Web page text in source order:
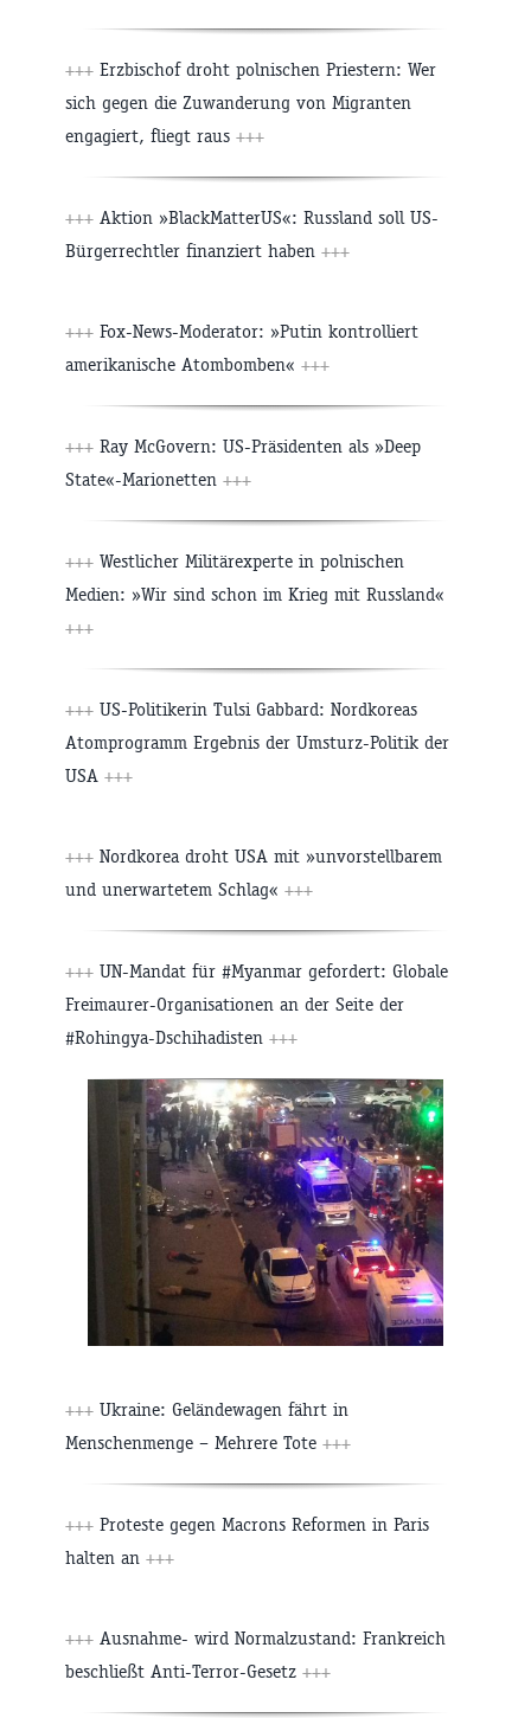
+++ Erzbischof droht polnischen Priestern: Wer
sich gegen die Zuwanderung von Migranten
engagiert, fliegt raus +++
+++ Aktion »BlackMatterUS«: Russland soll US-
Bürgerrechtler finanziert haben +++
+++ Fox-News-Moderator: »Putin kontrolliert
amerikanische Atombomben« +++
+++ Ray McGovern: US-Präsidenten als »Deep
State«-Marionetten +++
+++ Westlicher Militärexperte in polnischen
Medien: »Wir sind schon im Krieg mit Russland«
+++
+++ US-Politikerin Tulsi Gabbard: Nordkoreas
Atomprogramm Ergebnis der Umsturz-Politik der
USA +++
+++ Nordkorea droht USA mit »unvorstellbarem
und unerwartetem Schlag« +++
+++ UN-Mandat für #Myanmar gefordert: Globale
Freimaurer-Organisationen an der Seite der
#Rohingya-Dschihadisten +++
+++ Ukraine: Geländewagen fährt in
Menschenmenge – Mehrere Tote +++
+++ Proteste gegen Macrons Reformen in Paris
halten an +++
+++ Ausnahme- wird Normalzustand: Frankreich
beschließt Anti-Terror-Gesetz +++